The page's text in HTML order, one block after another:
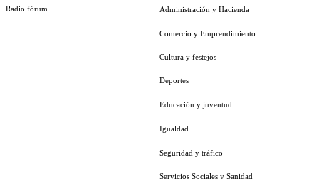
Radio fórum Administración y Hacienda
Comercio y Emprendimiento
Cultura y festejos
Deportes
Educación y juventud
Igualdad
Seguridad y tráfico
Servicios Sociales y Sanidad